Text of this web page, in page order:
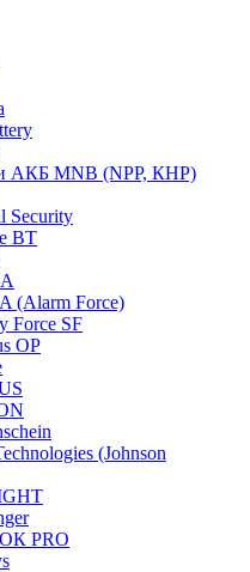
АКБ MNB (NPP, КНР)
Security
BT
(Alarm Force)
Force SF
OP
(Johnson
PRO